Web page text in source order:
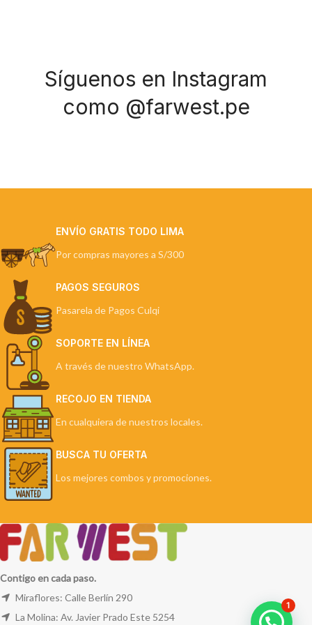
Síguenos en Instagram
como @farwest.pe
ENVÍO GRATIS TODO LIMA
Por compras mayores a S/300
PAGOS SEGUROS
Pasarela de Pagos Culqi
SOPORTE EN LÍNEA
A través de nuestro WhatsApp.
RECOJO EN TIENDA
En cualquiera de nuestros locales.
BUSCA TU OFERTA
Los mejores combos y promociones.
Contigo en cada paso.
Miraflores: Calle Berlín 290
La Molina: Av. Javier Prado Este 5254
1